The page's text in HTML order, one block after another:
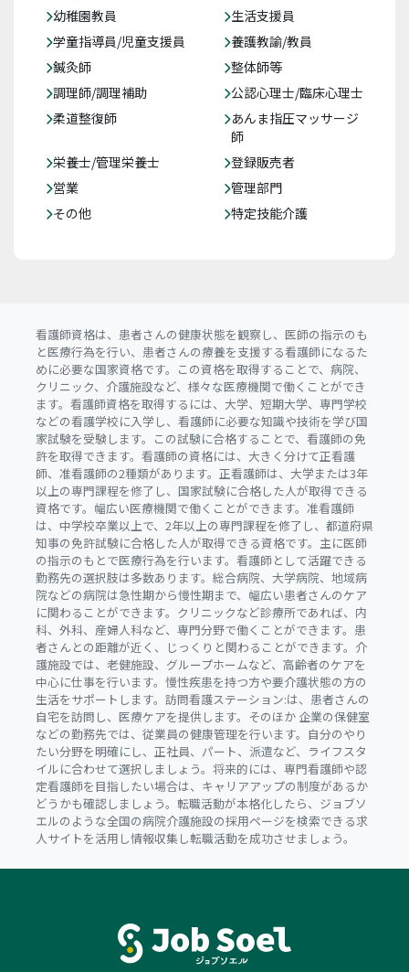
幼稚園教員
生活支援員
学童指導員/児童支援員
養護教諭/教員
鍼灸師
整体師等
調理師/調理補助
公認心理士/臨床心理士
柔道整復師
あんま指圧マッサージ
師
栄養士/管理栄養士
登録販売者
営業
管理部門
その他
特定技能介護
看護師資格は、患者さんの健康状態を観察し、医師の指示のも
と医療行為を行い、患者さんの療養を支援する看護師になるた
めに必要な国家資格です。この資格を取得することで、病院、
クリニック、介護施設など、様々な医療機関で働くことができ
ます。看護師資格を取得するには、大学、短期大学、専門学校
などの看護学校に入学し、看護師に必要な知識や技術を学び国
家試験を受験します。この試験に合格することで、看護師の免
許を取得できます。看護師の資格には、大きく分けて正看護
師、准看護師の2種類があります。正看護師は、大学または3年
以上の専門課程を修了し、国家試験に合格した人が取得できる
資格です。幅広い医療機関で働くことができます。准看護師
は、中学校卒業以上で、2年以上の専門課程を修了し、都道府県
知事の免許試験に合格した人が取得できる資格です。主に医師
の指示のもとで医療行為を行います。看護師として活躍できる
勤務先の選択肢は多数あります。総合病院、大学病院、地域病
院などの病院は急性期から慢性期まで、幅広い患者さんのケア
に関わることができます。クリニックなど診療所であれば、内
科、外科、産婦人科など、専門分野で働くことができます。患
者さんとの距離が近く、じっくりと関わることができます。介
護施設では、老健施設、グループホームなど、高齢者のケアを
中心に仕事を行います。慢性疾患を持つ方や要介護状態の方の
生活をサポートします。訪問看護ステーション:は、患者さんの
自宅を訪問し、医療ケアを提供します。そのほか 企業の保健室
などの勤務先では、従業員の健康管理を行います。自分のやり
たい分野を明確にし、正社員、パート、派遣など、ライフスタ
イルに合わせて選択しましょう。将来的には、専門看護師や認
定看護師を目指したい場合は、キャリアアップの制度があるか
どうかも確認しましょう。転職活動が本格化したら、ジョブソ
エルのような全国の病院介護施設の採用ページを検索できる求
人サイトを活用し情報収集し転職活動を成功させましょう。